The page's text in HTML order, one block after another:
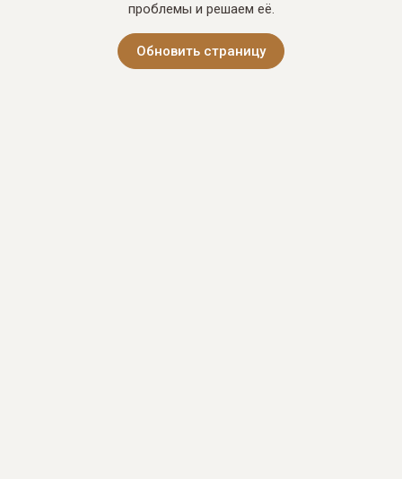
проблемы и решаем её.
Обновить страницу